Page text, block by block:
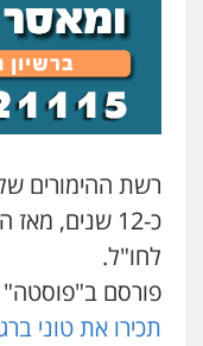
פלילי
גל
פלילי
רשת ההימורים
כ-12 שנים,
לחו"ל.
פורסם ב"פוסטה"
תכירו את טוני